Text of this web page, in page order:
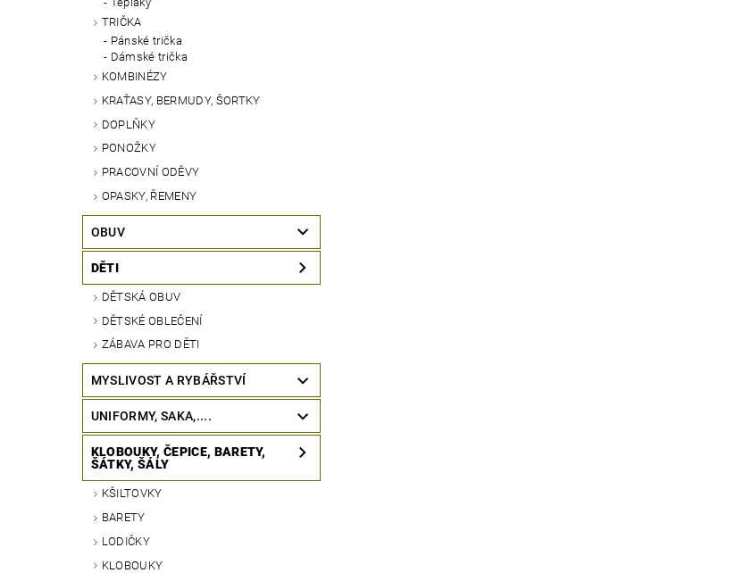
TRIČKA
Pánské trička
Dámské trička
KOMBINÉZY
KRAŤASY, BERMUDY, ŠORTKY
DOPLŇKY
PONOŽKY
PRACOVNÍ ODĚVY
OPASKY, ŘEMENY
OBUV
DĚTI
DĚTSKÁ OBUV
DĚTSKÉ OBLEČENÍ
ZÁBAVA PRO DĚTI
MYSLIVOST A RYBÁŘSTVÍ
UNIFORMY, SAKA,....
KLOBOUKY, ČEPICE, BARETY,
ŠÁTKY, ŠÁLY
KŠILTOVKY
BARETY
LODIČKY
KLOBOUKY